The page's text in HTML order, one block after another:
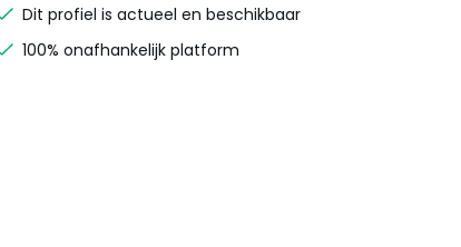
Dit profiel is actueel en beschikbaar
100% onafhankelijk platform